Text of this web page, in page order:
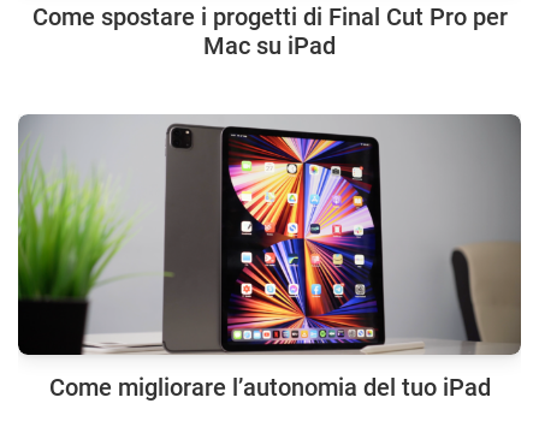
Come spostare i progetti di Final Cut Pro per
Mac su iPad
Come migliorare l’autonomia del tuo iPad